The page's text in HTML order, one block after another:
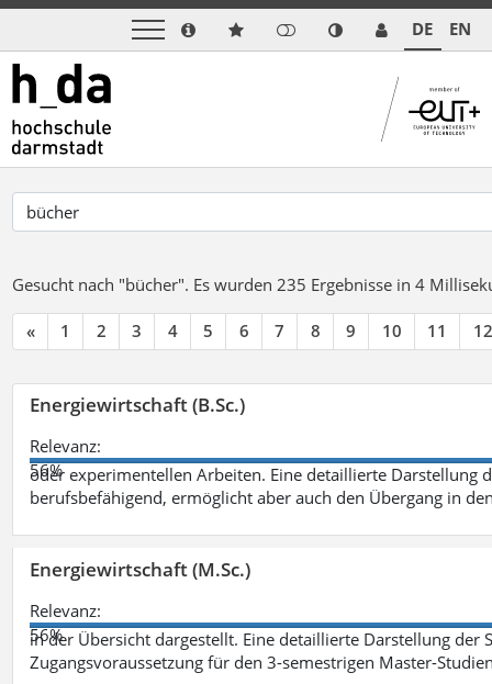
DE EN
Gesucht nach "bücher". Es wurden 235 Ergebnisse in 4
« 1 2 3 4 5 6 7 8 9 10 11 12
Energiewirtschaft (B.Sc.)
Relevanz:
56%
oder experimentellen Arbeiten. Eine detaillierte Darstellung
berufsbefähigend, ermöglicht aber auch den Übergang in
Energiewirtschaft (M.Sc.)
Relevanz:
56%
in der Übersicht dargestellt. Eine detaillierte Darstellung der
Zugangsvoraussetzung für den 3-semestrigen Master-